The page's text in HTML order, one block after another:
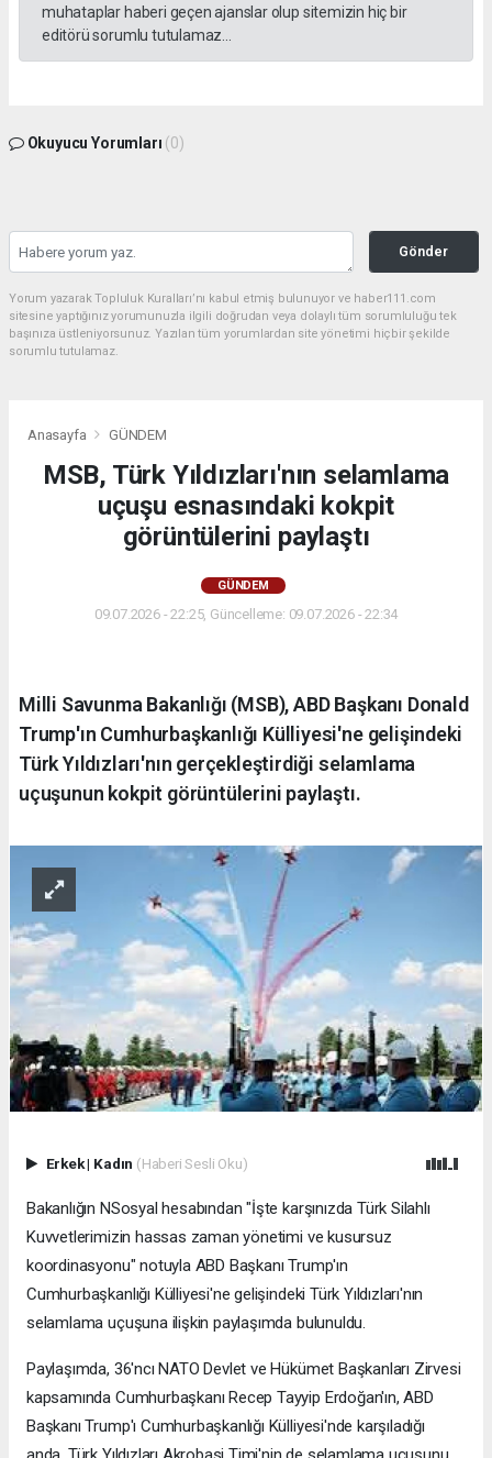
muhataplar haberi geçen ajanslar olup sitemizin hiç bir
editörü sorumlu tutulamaz...
Okuyucu Yorumları (0)
Gönder
Yorum yazarak Topluluk Kuralları’nı kabul etmiş bulunuyor ve haber111.com
sitesine yaptığınız yorumunuzla ilgili doğrudan veya dolaylı tüm sorumluluğu tek
başınıza üstleniyorsunuz. Yazılan tüm yorumlardan site yönetimi hiçbir şekilde
sorumlu tutulamaz.
Anasayfa GÜNDEM
MSB, Türk Yıldızları'nın selamlama
uçuşu esnasındaki kokpit
görüntülerini paylaştı
GÜNDEM
09.07.2026 - 22:25, Güncelleme: 09.07.2026 - 22:34
Milli Savunma Bakanlığı (MSB), ABD Başkanı Donald
Trump'ın Cumhurbaşkanlığı Külliyesi'ne gelişindeki
Türk Yıldızları'nın gerçekleştirdiği selamlama
uçuşunun kokpit görüntülerini paylaştı.
Erkek| Kadın (Haberi Sesli Oku)
Bakanlığın NSosyal hesabından "İşte karşınızda Türk Silahlı
Kuvvetlerimizin hassas zaman yönetimi ve kusursuz
koordinasyonu" notuyla ABD Başkanı Trump'ın
Cumhurbaşkanlığı Külliyesi'ne gelişindeki Türk Yıldızları'nın
selamlama uçuşuna ilişkin paylaşımda bulunuldu.
Paylaşımda, 36'ncı NATO Devlet ve Hükümet Başkanları Zirvesi
kapsamında Cumhurbaşkanı Recep Tayyip Erdoğan'ın, ABD
Başkanı Trump'ı Cumhurbaşkanlığı Külliyesi'nde karşıladığı